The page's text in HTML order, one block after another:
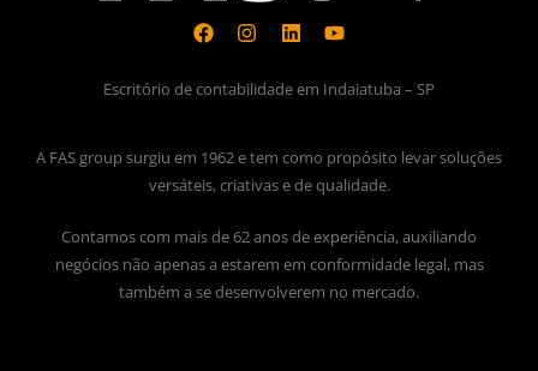
Escritório de contabilidade em Indaiatuba – SP
A FAS group surgiu em 1962 e tem como propósito levar soluções
versáteis, criativas e de qualidade.
Contamos com mais de 62 anos de experiência, auxiliando
negócios não apenas a estarem em conformidade legal, mas
também a se desenvolverem no mercado.